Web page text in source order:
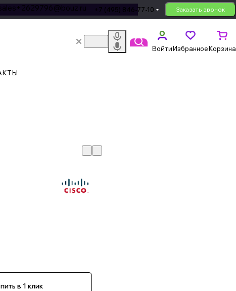
+7 (495) 846-77-10 Заказать звонок
ВойтиИзбранноеКорзина
в 1 клик